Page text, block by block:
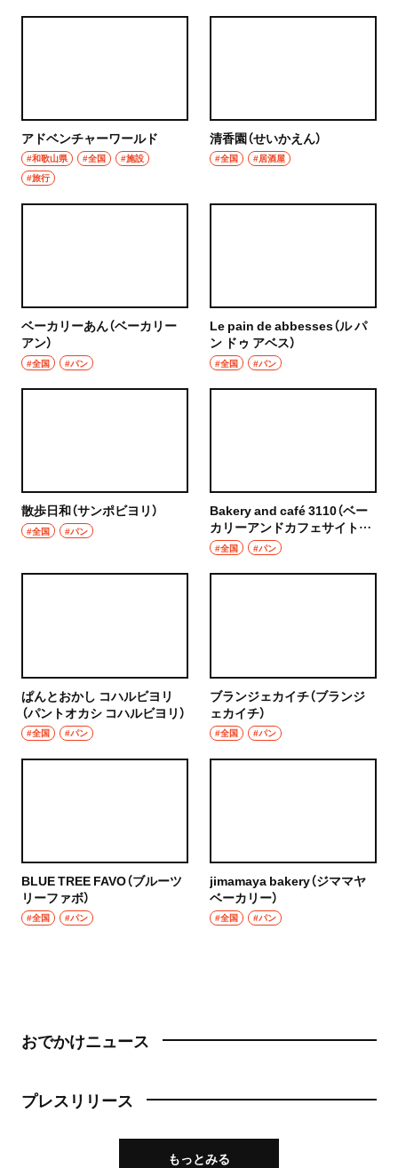
アドベンチャーワールド
#和歌山県 #全国
#施設
#旅行
清香園（せいかえん）
#全国 #居酒屋
ベーカリーあん（ベーカリー
アン）
#全国 #パン
Le pain de abbesses（ル パ
ン ドゥ アベス）
#全国 #パン
散歩日和（サンポビヨリ）
#全国 #パン
Bakery and café 3110（ベー
カリーアンドカフェサイト
ウ）
#全国 #パン
ぱんとおかし コハルビヨリ
（パントオカシ コハルビヨリ）
#全国 #パン
ブランジェカイチ（ブランジ
ェカイチ）
#全国 #パン
BLUE TREE FAVO（ブルーツ
リーファボ）
#全国 #パン
jimamaya bakery（ジママヤ
ベーカリー）
#全国 #パン
おでかけニュース
プレスリリース
もっとみる